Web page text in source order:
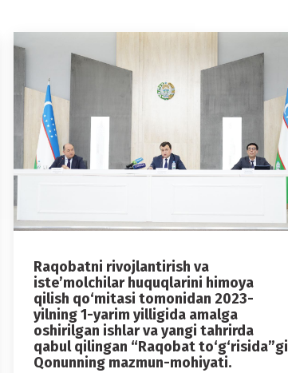
Raqobatni rivojlantirish va
iste’molchilar huquqlarini himoya
qilish qo‘mitasi tomonidan 2023-
yilning 1-yarim yilligida amalga
oshirilgan ishlar va yangi tahrirda
qabul qilingan “Raqobat to‘g‘risida”gi
Qonunning mazmun-mohiyati.